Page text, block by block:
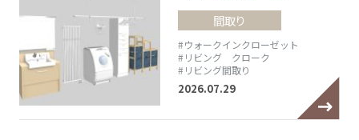
間取り
#ウォークインクローゼット
#リビング クローク
#リビング間取り
2026.07.29